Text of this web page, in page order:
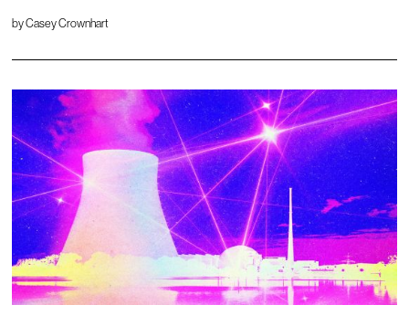
byCasey Crownhart